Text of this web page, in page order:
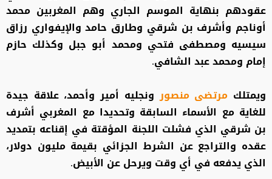
عقودهم بنهاية الموسم الجاري وهم المغربين محمد
أوناجم وأشرف بن شرقي وطارق حامد والإيفواري رزاق
سيسيه ومصطفى فتحي ومحمد أبو جبل وكذلك حازم
إمام ومحمد عبد الشافي.
ويمتلك مرتضى منصور ونجليه أمير وأحمد، علاقة جيدة
للغاية مع الأسماء السابقة وتحديدا مع المغربي أشرف
بن شرقي الذي فشلت اللجنة المؤقتة في إقناعه بتمديد
عقده والتراجع عن الشرط الجزائي بقيمة مليون دولار،
الذي يدفعه في أي وقت ويرحل عن الأبيض.